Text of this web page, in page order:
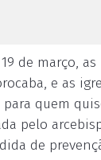
de março,
e as
quem
pelo
de